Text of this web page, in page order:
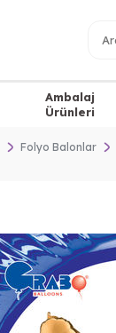
Ambalaj
Ürünleri
Folyo Balonlar